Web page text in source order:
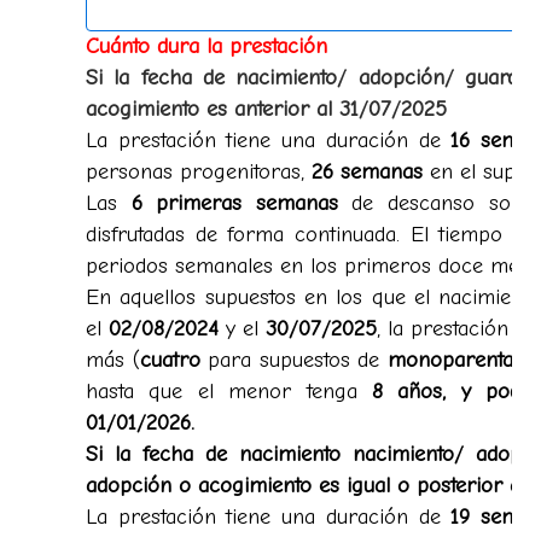
Cuánto dura la prestación
Si la fecha de nacimiento/ adopción/
acogimiento es anterior al 31/07/2025
La prestación tiene una duración de16
personas progenitoras, 26 semanasen el
Las 6 primeras semanasde descanso son
disfrutadas de forma continuada. El tiempo
periodos semanales en los primeros doce
En aquellos supuestos en los que el
el 02/08/2024y el 30/07/2025, la prestación
más (cuatropara supuestos de
hasta que el menor tenga8 años, y
01/01/2026.
Si la fecha de nacimiento nacimiento/
adopción o acogimiento es igual o posterior al
La prestación tiene una duración de19